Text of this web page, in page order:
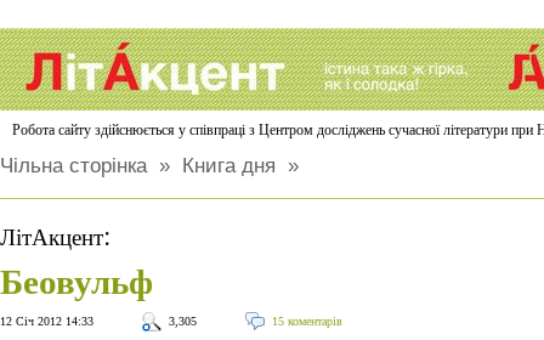
Робота сайту здійснюється у співпраці з Центром досліджень сучасної літератури
Чільна сторінка» Книга дня »
ЛітАкцент:
Беовульф
12 Січ 2012 14:33 3,305 15 коментарів